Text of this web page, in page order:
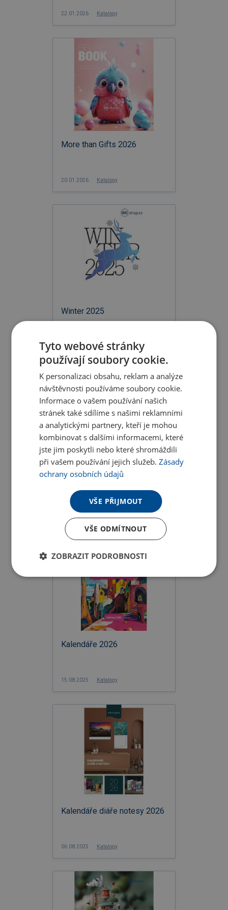
22.01.2026 Katalogy
More than Gifts 2026
20.01.2026 Katalogy
Winter 2025
18.09.2025 Katalogy
Christmas Special 2025
16.09.2025 Katalogy
Kalendáře 2026
15.08.2025 Katalogy
Kalendáře diáře notesy 2026
06.08.2025 Katalogy
Tyto webové stránky
používají soubory cookie.
K personalizaci obsahu, reklam a analýze
návštěvnosti používáme soubory cookie.
Informace o vašem používání našich
stránek také sdílíme s našimi reklamními
a analytickými partnery, kteří je mohou
kombinovat s dalšími informacemi, které
jste jim poskytli nebo které shromáždili
při vašem používání jejich služeb.Zásady
ochrany osobních údajů
VŠE PŘIJMOUT
VŠE ODMÍTNOUT
ZOBRAZIT PODROBNOSTI